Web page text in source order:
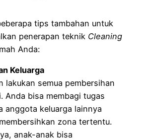
tips tambahan untuk
penerapan teknik Cleaning
Anda:
Keluarga
lakukan semua pembersihan
Anda bisa membagi tugas
anggota keluarga lainnya
zona tertentu.
anak-anak bisa